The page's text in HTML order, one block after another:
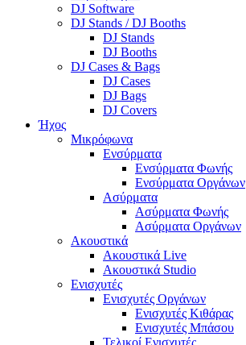
DJ Software
DJ Stands / DJ Booths
DJ Stands
DJ Booths
DJ Cases & Bags
DJ Cases
DJ Bags
DJ Covers
Ήχος
Μικρόφωνα
Ενσύρματα
Ενσύρματα Φωνής
Ενσύρματα Οργάνων
Ασύρματα
Ασύρματα Φωνής
Ασύρματα Οργάνων
Ακουστικά
Ακουστικά Live
Ακουστικά Studio
Ενισχυτές
Ενισχυτές Οργάνων
Ενισχυτές Κιθάρας
Ενισχυτές Μπάσου
Τελικοί Ενισχυτές